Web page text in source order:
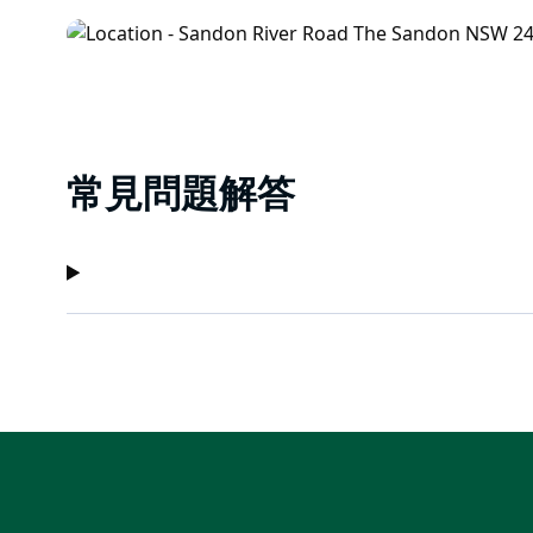
常見問題解答